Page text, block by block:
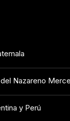
Nazareno
y Perú